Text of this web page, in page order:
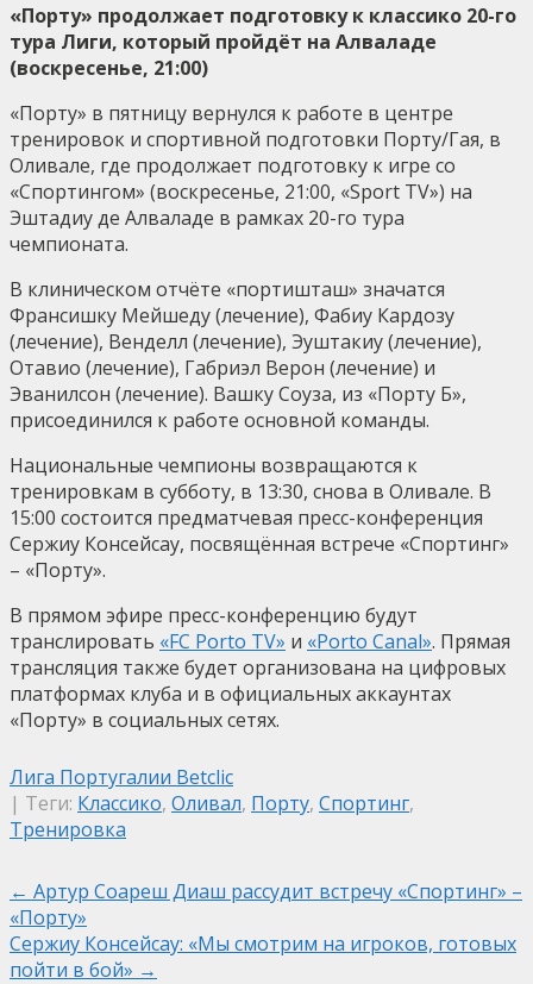
«Порту» продолжает подготовку к классико 20-го
тура Лиги, который пройдёт на Алваладе
(воскресенье, 21:00)
«Порту» в пятницу вернулся к работе в центре
тренировок и спортивной подготовки Порту/Гая, в
Оливале, где продолжает подготовку к игре со
«Спортингом» (воскресенье, 21:00, «Sport TV») на
Эштадиу де Алваладе в рамках 20-го тура
чемпионата.
В клиническом отчёте «портишташ» значатся
Франсишку Мейшеду (лечение), Фабиу Кардозу
(лечение), Венделл (лечение), Эуштакиу (лечение),
Отавио (лечение), Габриэл Верон (лечение) и
Эванилсон (лечение). Вашку Соуза, из «Порту Б»,
присоединился к работе основной команды.
Национальные чемпионы возвращаются к
тренировкам в субботу, в 13:30, снова в Оливале. В
15:00 состоится предматчевая пресс-конференция
Сержиу Консейсау, посвящённая встрече «Спортинг»
– «Порту».
В прямом эфире пресс-конференцию будут
транслировать «FC Porto TV» и «Porto Canal». Прямая
трансляция также будет организована на цифровых
платформах клуба и в официальных аккаунтах
«Порту» в социальных сетях.
Лига Португалии Betclic
| Теги: Классико, Оливал, Порту, Спортинг,
Тренировка
Post
navigation
← Артур Соареш Диаш рассудит встречу «Спортинг» –
«Порту»
Сержиу Консейсау: «Мы смотрим на игроков, готовых
пойти в бой» →